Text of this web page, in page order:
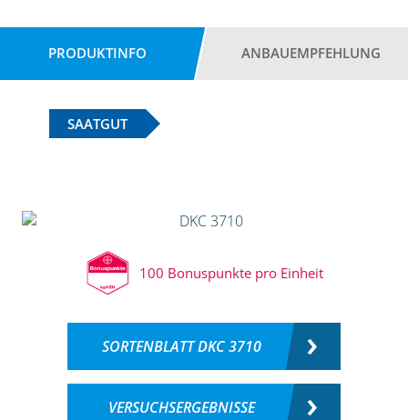
PRODUKTINFO ANBAUEMPFEHLUNG
SAATGUT
100 Bonuspunkte pro Einheit
SORTENBLATT DKC 3710
VERSUCHSERGEBNISSE